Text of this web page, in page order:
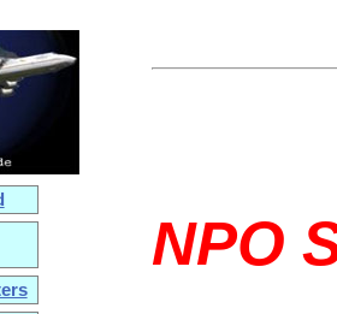
NPO